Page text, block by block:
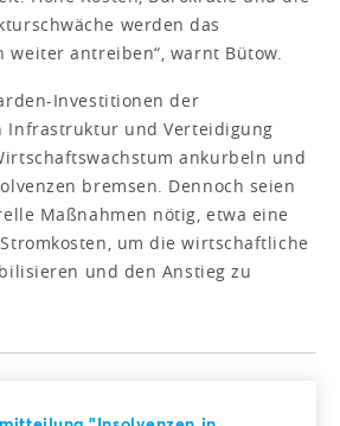
werden das
weiter antreiben“, warnt Bütow.
Investitionen der
Infrastruktur und Verteidigung
ankurbeln und
bremsen. Dennoch seien
Maßnahmen nötig, etwa eine
um die wirtschaftliche
und den Anstieg zu